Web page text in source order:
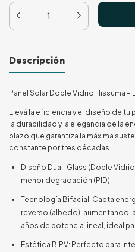
Descripción
Panel Solar Doble Vidrio Hissuma
Elevá la eficiencia y el diseño de
la durabilidad y la elegancia de la
plazo que garantiza la máxima
constante por tres décadas.
Diseño Dual-Glass (Doble
menor degradación (PID).
Tecnología Bifacial: Capta
reverso (albedo), aumentando
años de potencia lineal, ideal
Estética BIPV: Perfecto para